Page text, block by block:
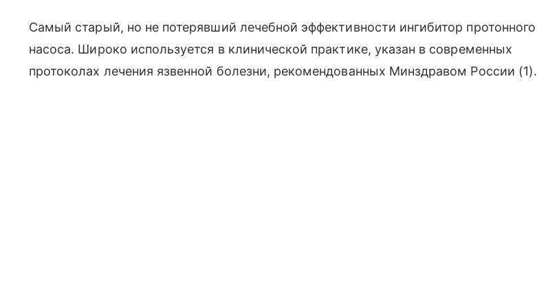
Самый старый, но не потерявший лечебной эффективности ингибитор протонного
насоса. Широко используется в клинической практике, указан в современных
протоколах лечения язвенной болезни, рекомендованных Минздравом России (1).